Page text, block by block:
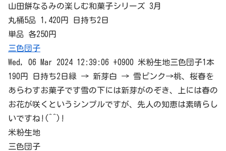
山田餅なるみの楽しむ和菓子シリーズ 3月
丸桶5品 1,420円 日持ち2日
単品 各250円
三色団子
Wed, 06 Mar 2024 12:39:06 +0900 米粉生地三色団子1本
190円 日持ち2日緑 → 新芽白 → 雪ピンク→桃、桜春を
あらわすお菓子です雪の下には新芽がのぞき、上には春の
お花が咲くというシンプルですが、先人の知恵は素晴らし
いですね!(^^)!
米粉生地
三色団子